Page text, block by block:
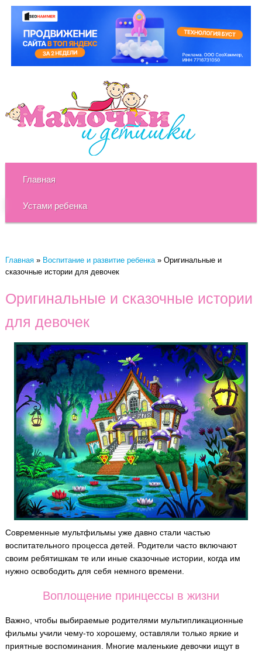
Главная
Устами ребенка
Главная» Воспитание и развитие ребенка» Оригинальные и
сказочные истории для девочек
Оригинальные и сказочные истории
для девочек
Современные мультфильмы уже давно стали частью
воспитательного процесса детей. Родители часто включают
своим ребятишкам те или иные сказочные истории, когда им
нужно освободить для себя немного времени.
Воплощение принцессы в жизни
Важно, чтобы выбираемые родителями мультипликационные
фильмы учили чему-то хорошему, оставляли только яркие и
приятные воспоминания. Многие маленькие девочки ищут в